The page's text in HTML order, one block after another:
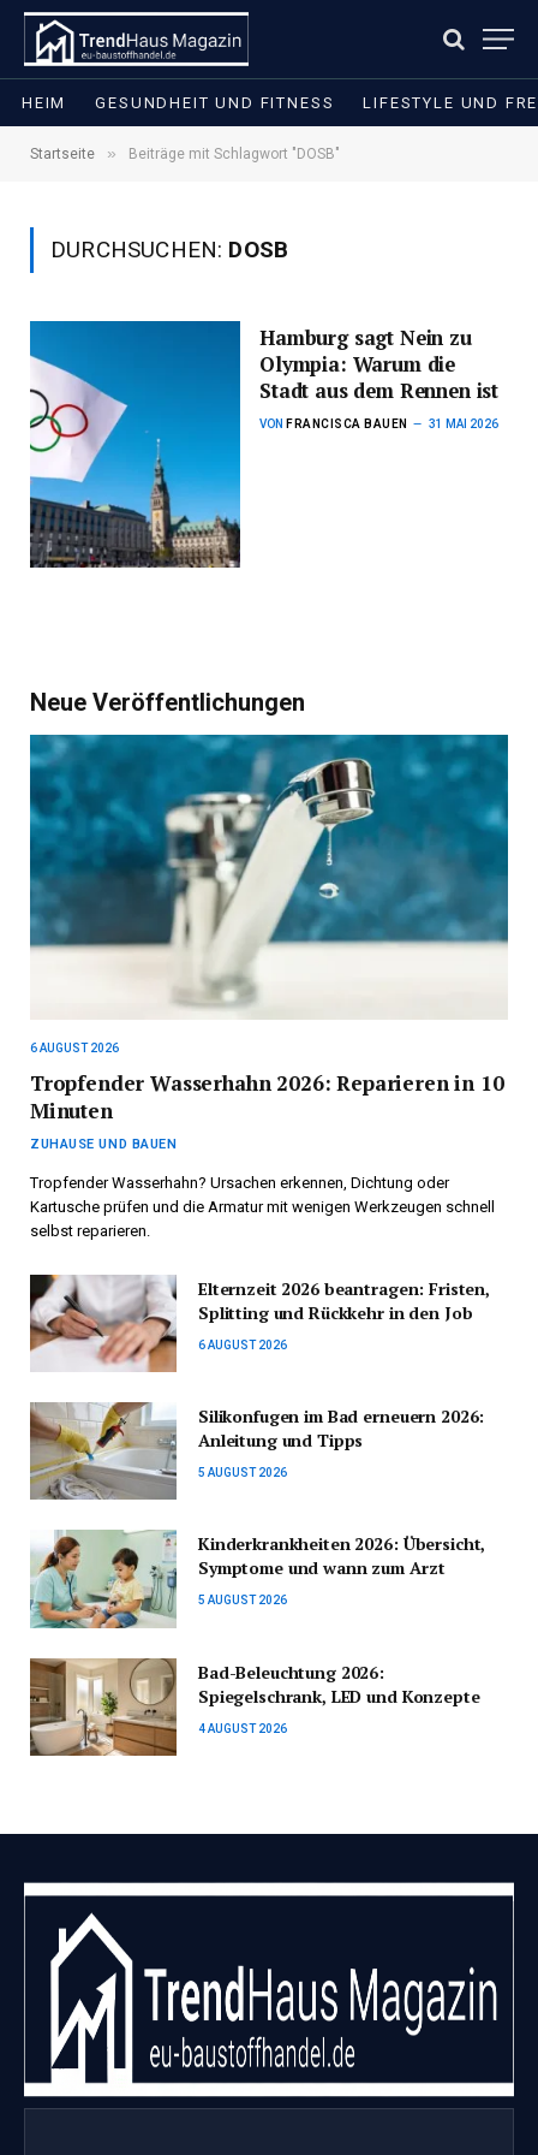
HEIM GESUNDHEIT UND FITNESS LIFESTYLE UND
Startseite » Beiträge mit Schlagwort "DOSB"
DURCHSUCHEN: DOSB
Hamburg sagt Nein zu
Olympia: Warum die
Stadt aus dem Rennen ist
VON FRANCISCA BAUEN 31 MAI 2026
Neue Veröffentlichungen
6 AUGUST 2026
Tropfender Wasserhahn 2026: Reparieren in 10
Minuten
ZUHAUSE UND BAUEN
Tropfender Wasserhahn? Ursachen erkennen, Dichtung oder
Kartusche prüfen und die Armatur mit wenigen Werkzeugen schnell
selbst reparieren.
Elternzeit 2026 beantragen: Fristen,
Splitting und Rückkehr in den Job
6 AUGUST 2026
Silikonfugen im Bad erneuern 2026:
Anleitung und Tipps
5 AUGUST 2026
Kinderkrankheiten 2026: Übersicht,
Symptome und wann zum Arzt
5 AUGUST 2026
Bad-Beleuchtung 2026:
Spiegelschrank, LED und Konzepte
4 AUGUST 2026